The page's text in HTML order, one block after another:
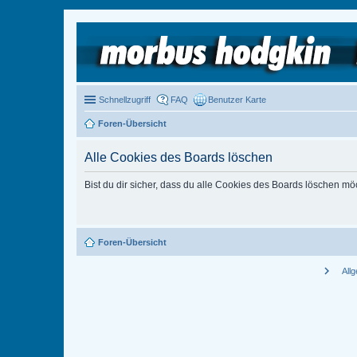
Schnellzugriff FAQ Benutzer Karte
Foren-Übersicht
Alle Cookies des Boards löschen
Bist du dir sicher, dass du alle Cookies des Boards löschen
Foren-Übersicht
chevron_right